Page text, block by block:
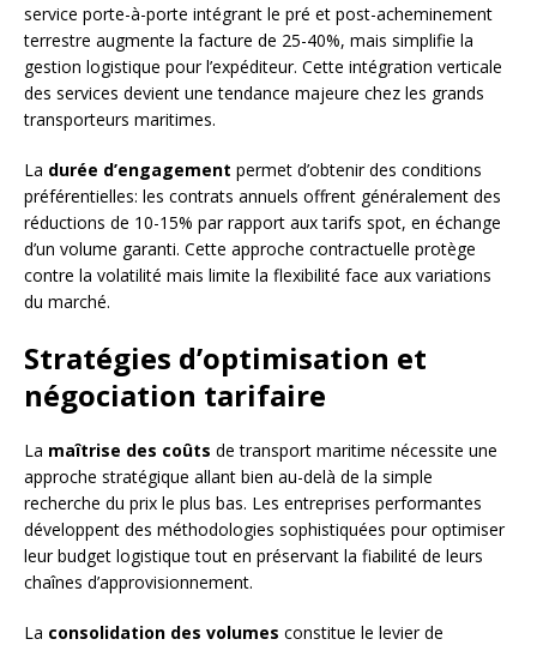
service porte-à-porte intégrant le pré et post-acheminement
terrestre augmente la facture de 25-40%, mais simplifie la
gestion logistique pour l’expéditeur. Cette intégration verticale
des services devient une tendance majeure chez les grands
transporteurs maritimes.
La durée d’engagement permet d’obtenir des conditions
préférentielles: les contrats annuels offrent généralement des
réductions de 10-15% par rapport aux tarifs spot, en échange
d’un volume garanti. Cette approche contractuelle protège
contre la volatilité mais limite la flexibilité face aux variations
du marché.
Stratégies d’optimisation et
négociation tarifaire
La maîtrise des coûts de transport maritime nécessite une
approche stratégique allant bien au-delà de la simple
recherche du prix le plus bas. Les entreprises performantes
développent des méthodologies sophistiquées pour optimiser
leur budget logistique tout en préservant la fiabilité de leurs
chaînes d’approvisionnement.
La consolidation des volumes constitue le levier de